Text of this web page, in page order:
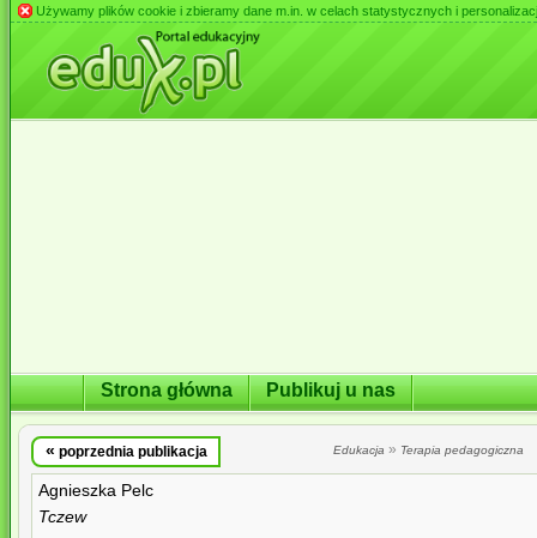
Używamy plików cookie i zbieramy dane m.in. w celach statystycznych i
Strona główna Publikuj u nas
« poprzednia publikacja Edukacja » Terapia pedagogiczna
Agnieszka Pelc
Tczew